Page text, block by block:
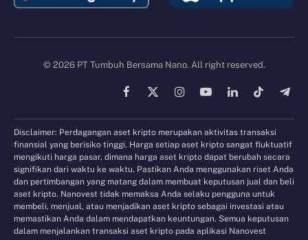
© 2026 PT Tumbuh Bersama Nano. All right reserved.
Facebook
X
InstagramYouTubeLinkedInTikTok
Disclaimer: Perdagangan aset kripto merupakan aktivitas transaksi
finansial yang berisiko tinggi. Harga setiap aset kripto sangat fluktuatif
mengikuti harga pasar, dimana harga aset kripto dapat berubah secara
signifikan dari waktu ke waktu. Pastikan Anda menggunakan riset Anda
dan pertimbangan yang matang dalam membuat keputusan jual dan beli
aset kripto. Nanovest tidak memaksa Anda selaku pengguna untuk
membeli, menjual, atau menjadikan aset kripto sebagai investasi atau
memastikan Anda dalam mendapatkan keuntungan. Semua keputusan
dalam menjalankan transaksi aset kripto pada aplikasi Nanovest